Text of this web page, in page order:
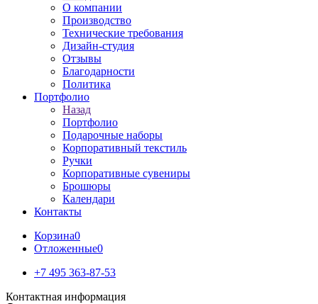
О компании
Производство
Технические требования
Дизайн-студия
Отзывы
Благодарности
Политика
Портфолио
Назад
Портфолио
Подарочные наборы
Корпоративный текстиль
Ручки
Корпоративные сувениры
Брошюры
Календари
Контакты
Корзина0
Отложенные0
+7 495 363-87-53
Контактная информация